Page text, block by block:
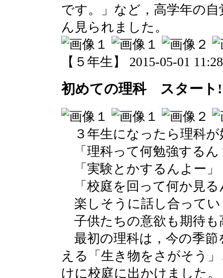
です。」など，高学年の
ん見られました。
【５年生】 2015-05-01
初めての理科 スタート
３年生になったら理科が
「理科って何勉強するん
「実験とかするんよー」
「校庭を回って何か見る
楽しそうに話し合ってい
子供たちの意欲も期待も
最初の理科は，今の季節
える「生き物をさがそう
けに校庭に出かけました。